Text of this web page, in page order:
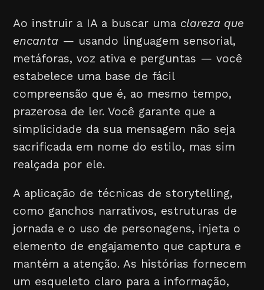
Ao instruir a IA a buscar uma clareza que
encanta — usando linguagem sensorial,
metáforas, voz ativa e perguntas — você
estabelece uma base de fácil
compreensão que é, ao mesmo tempo,
prazerosa de ler. Você garante que a
simplicidade da sua mensagem não seja
sacrificada em nome do estilo, mas sim
realçada por ele.
A aplicação de técnicas de storytelling,
como ganchos narrativos, estruturas de
jornada e o uso de personagens, injeta o
elemento de engajamento que captura e
mantém a atenção. As histórias fornecem
um esqueleto claro para a informação,